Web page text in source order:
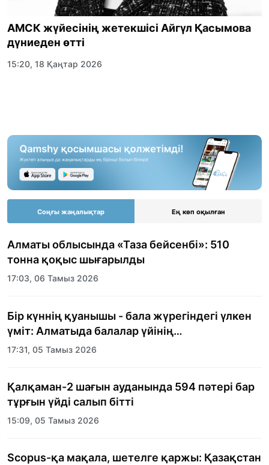
АМСК жүйесінің жетекшісі Айгүл Қасымова
дүниеден өтті
15:20, 18 Қаңтар 2026
Соңғы жаңалықтар Ең көп оқылған
Алматы облысында «Таза бейсенбі»: 510
тонна қоқыс шығарылды
17:03, 06 Тамыз 2026
Бір күннің қуанышы - бала жүрегіндегі үлкен
үміт: Алматыда балалар үйінің
тәрбиеленушілеріне мерекелік күн
17:31, 05 Тамыз 2026
Қалқаман-2 шағын ауданында 594 пәтері бар
тұрғын үйді салып бітті
15:09, 05 Тамыз 2026
Scopus-қа мақала, шетелге қаржы: Қазақстан